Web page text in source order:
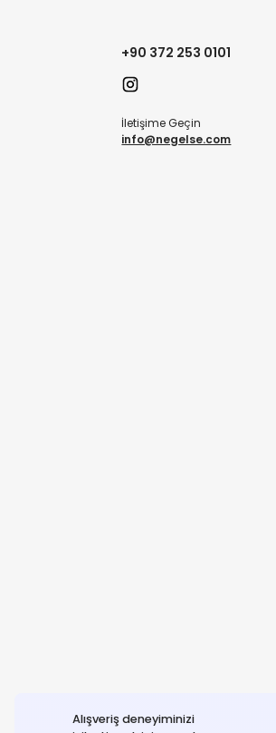
Alışveriş deneyiminizi
+90 372 253 0101
İletişime Geçin
info@negelse.com